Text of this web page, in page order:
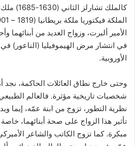
كالملك
الأمير ألبرت، وزواج العديد من أبنائهما
في انتشار مرض الهيموفيليا (الناعور) في
الأوروبية.
وحتى خارج نطاق العائلات الحاكمة، نجد
شخصيات تاريخية مؤثرة. فالعالم
نظرية التطور، تزوج من ابنة عمّه، إيما
مبكرة. كما تزوج الكاتب والشاعر